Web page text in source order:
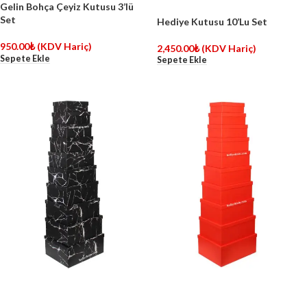
Gelin Bohça Çeyiz Kutusu 3’lü
Set
950.00₺ (KDV Hariç)
Sepete Ekle
Hediye Kutusu 10’Lu Set
2,450.00₺ (KDV Hariç)
Sepete Ekle